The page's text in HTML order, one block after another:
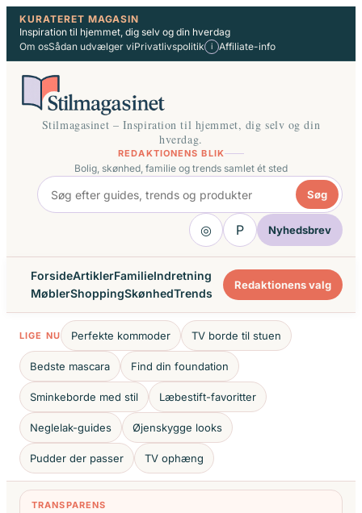
Spring
indhold
KURATERET MAGASIN
Inspiration til hjemmet, dig selv og din hverdag
Om osSådan udvælger viPrivatlivspolitik i Affiliate-info
Stilmagasinet – Inspiration til hjemmet, dig selv og din
hverdag.
REDAKTIONENS BLIK
Bolig, skønhed, familie og trends samlet ét sted
Søg
◎ P Nyhedsbrev
ForsideArtiklerFamilieIndretning
MøblerShoppingSkønhedTrends
Redaktionens valg
LIGE NU Perfekte kommoder TV borde til stuen
Bedste mascara Find din foundation
Sminkeborde med stil Læbestift-favoritter
Neglelak-guides Øjenskygge looks
Pudder der passer TV ophæng
TRANSPARENS